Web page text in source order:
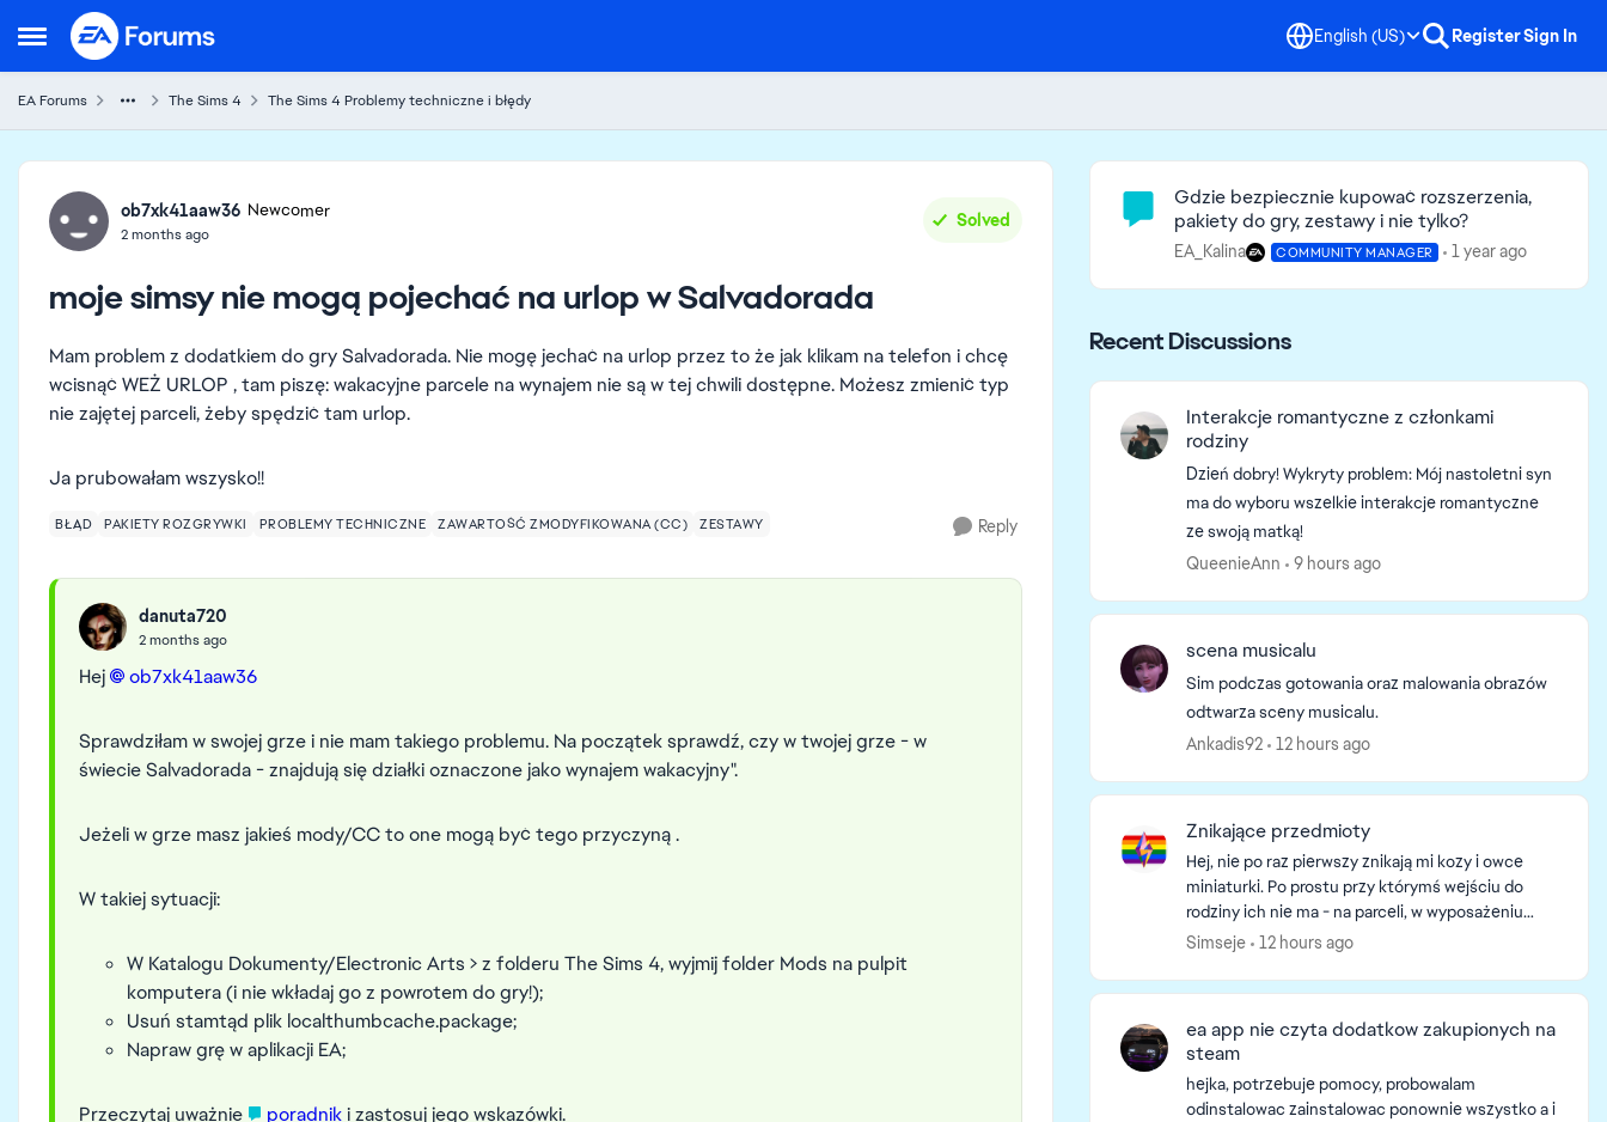
Open Side Menu
Skip to content English (US) RegisterSign In
EA Forums The Sims 4 The Sims 4 Problemy techniczne i błędy
Forum Discussion
ob7xk41aaw36 Newcomer
2 months ago
Solved
moje simsy nie mogą pojechać na urlop w Salvadorada
Mam problem z dodatkiem do gry Salvadorada. Nie mogę jechać na urlop przez to że jak klikam na telefon i chcę
wcisnąć WEŻ URLOP , tam piszę: wakacyjne parcele na wynajem nie są w tej chwili dostępne. Możesz zmienić typ
nie zajętej parceli, żeby spędzić tam urlop.
Ja prubowałam wszysko!!
BŁĄD PAKIETY ROZGRYWKI PROBLEMY TECHNICZNE ZAWARTOŚĆ ZMODYFIKOWANA (CC) ZESTAWY Reply
danuta720
2 months ago
Hej ob7xk41aaw36​
Sprawdziłam w swojej grze i nie mam takiego problemu. Na początek sprawdź, czy w twojej grze - w
świecie Salvadorada - znajdują się działki oznaczone jako wynajem wakacyjny".
Jeżeli w grze masz jakieś mody/CC to one mogą być tego przyczyną .
W takiej sytuacji:
W Katalogu Dokumenty/Electronic Arts > z folderu The Sims 4, wyjmij folder Mods na pulpit
komputera (i nie wkładaj go z powrotem do gry!);
Usuń stamtąd plik localthumbcache.package;
Napraw grę w aplikacji EA;
Przeczytaj uważnie poradnik i zastosuj jego wskazówki.
Community Highlights
Gdzie bezpiecznie kupować rozszerzenia,
pakiety do gry, zestawy i nie tylko?
EA_Kalina COMMUNITY MANAGER 1 year ago
Recent Discussions
Interakcje romantyczne z członkami
rodziny
Dzień dobry! Wykryty problem: Mój nastoletni syn
ma do wyboru wszelkie interakcje romantyczne
ze swoją matką!
QueenieAnn
9 hours ago
scena musicalu
Sim podczas gotowania oraz malowania obrazów
odtwarza sceny musicalu.
Ankadis92
12 hours ago
Znikające przedmioty
Hej, nie po raz pierwszy znikają mi kozy i owce
miniaturki. Po prostu przy którymś wejściu do
rodziny ich nie ma - na parceli, w wyposażeniu
simów czy wyposażeniu rodziny.\ Ponadto dzisiaj,
Simseje 12 hours ago
ea app nie czyta dodatkow zakupionych na
steam
hejka, potrzebuje pomocy, probowalam
odinstalowac zainstalowac ponownie wszystko a i